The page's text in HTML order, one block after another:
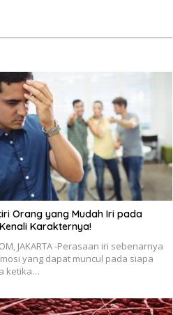
Orang yang Mudah Iri pada
Karakternya!
JAKARTA -Perasaan iri sebenarnya
yang dapat muncul pada siapa
ketika…